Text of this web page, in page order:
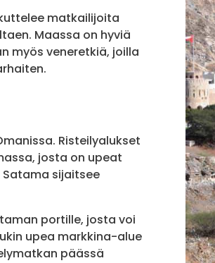
matkailijoita
Maassa on hyviä
myös veneretkiä, joilla
Risteilyalukset
josta on upeat
sijaitsee
portille, josta voi
upea markkina-alue
päässä